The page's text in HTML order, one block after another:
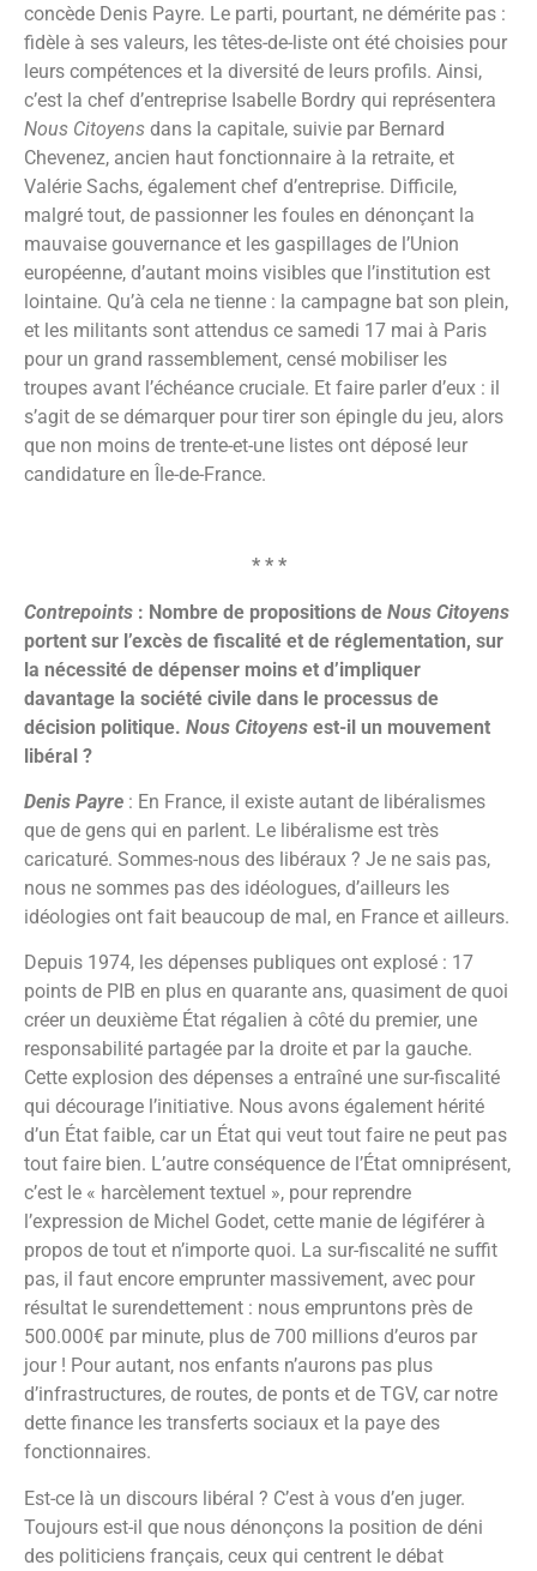
concède Denis Payre. Le parti, pourtant, ne démérite pas :
fidèle à ses valeurs, les têtes-de-liste ont été choisies pour
leurs compétences et la diversité de leurs profils. Ainsi,
c’est la chef d’entreprise Isabelle Bordry qui représentera
Nous Citoyens dans la capitale, suivie par Bernard
Chevenez, ancien haut fonctionnaire à la retraite, et
Valérie Sachs, également chef d’entreprise. Difficile,
malgré tout, de passionner les foules en dénonçant la
mauvaise gouvernance et les gaspillages de l’Union
européenne, d’autant moins visibles que l’institution est
lointaine. Qu’à cela ne tienne : la campagne bat son plein,
et les militants sont attendus ce samedi 17 mai à Paris
pour un grand rassemblement, censé mobiliser les
troupes avant l’échéance cruciale. Et faire parler d’eux : il
s’agit de se démarquer pour tirer son épingle du jeu, alors
que non moins de trente-et-une listes ont déposé leur
candidature en Île-de-France.
* * *
Contrepoints : Nombre de propositions de Nous Citoyens
portent sur l’excès de fiscalité et de réglementation, sur
la nécessité de dépenser moins et d’impliquer
davantage la société civile dans le processus de
décision politique. Nous Citoyens est-il un mouvement
libéral ?
Denis Payre : En France, il existe autant de libéralismes
que de gens qui en parlent. Le libéralisme est très
caricaturé. Sommes-nous des libéraux ? Je ne sais pas,
nous ne sommes pas des idéologues, d’ailleurs les
idéologies ont fait beaucoup de mal, en France et ailleurs.
Depuis 1974, les dépenses publiques ont explosé : 17
points de PIB en plus en quarante ans, quasiment de quoi
créer un deuxième État régalien à côté du premier, une
responsabilité partagée par la droite et par la gauche.
Cette explosion des dépenses a entraîné une sur-fiscalité
qui décourage l’initiative. Nous avons également hérité
d’un État faible, car un État qui veut tout faire ne peut pas
tout faire bien. L’autre conséquence de l’État omniprésent,
c’est le « harcèlement textuel », pour reprendre
l’expression de Michel Godet, cette manie de légiférer à
propos de tout et n’importe quoi. La sur-fiscalité ne suffit
pas, il faut encore emprunter massivement, avec pour
résultat le surendettement : nous empruntons près de
500.000€ par minute, plus de 700 millions d’euros par
jour ! Pour autant, nos enfants n’aurons pas plus
d’infrastructures, de routes, de ponts et de TGV, car notre
dette finance les transferts sociaux et la paye des
fonctionnaires.
Est-ce là un discours libéral ? C’est à vous d’en juger.
Toujours est-il que nous dénonçons la position de déni
des politiciens français, ceux qui centrent le débat